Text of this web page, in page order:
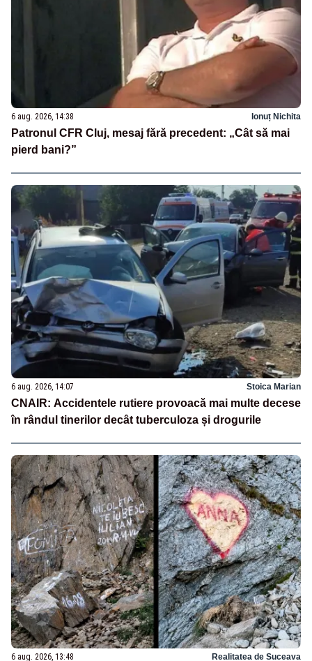
6 aug. 2026, 14:38 Ionuț Nichita
Patronul CFR Cluj, mesaj fără precedent: „Cât să mai
pierd bani?”
6 aug. 2026, 14:07 Stoica Marian
CNAIR: Accidentele rutiere provoacă mai multe decese
în rândul tinerilor decât tuberculoza și drogurile
6 aug. 2026, 13:48 Realitatea de Suceava